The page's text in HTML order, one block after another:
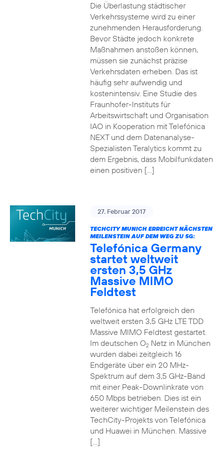
Die Überlastung städtischer
Verkehrssysteme wird zu einer
zunehmenden Herausforderung.
Bevor Städte jedoch konkrete
Maßnahmen anstoßen können,
müssen sie zunächst präzise
Verkehrsdaten erheben. Das ist
häufig sehr aufwendig und
kostenintensiv. Eine Studie des
Fraunhofer-Instituts für
Arbeitswirtschaft und Organisation
IAO in Kooperation mit Telefónica
NEXT und dem Datenanalyse-
Spezialisten Teralytics kommt zu
dem Ergebnis, dass Mobilfunkdaten
einen positiven […]
27. Februar 2017
TECHCITY MUNICH ERREICHT NÄCHSTEN
MEILENSTEIN AUF DEM WEG ZU 5G:
Telefónica Germany
startet weltweit
ersten 3,5 GHz
Massive MIMO
Feldtest
Telefónica hat erfolgreich den
weltweit ersten 3,5 GHz LTE TDD
Massive MIMO Feldtest gestartet.
Im deutschen O2Netz in München
wurden dabei zeitgleich 16
Endgeräte über ein 20 MHz-
Spektrum auf dem 3,5 GHz-Band
mit einer Peak-Downlinkrate von
650 Mbps betrieben. Dies ist ein
weiterer wichtiger Meilenstein des
TechCity-Projekts von Telefónica
und Huawei in München. Massive
[…]